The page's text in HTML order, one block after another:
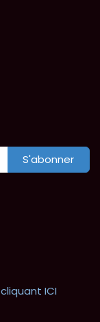
S'abonner
ICI